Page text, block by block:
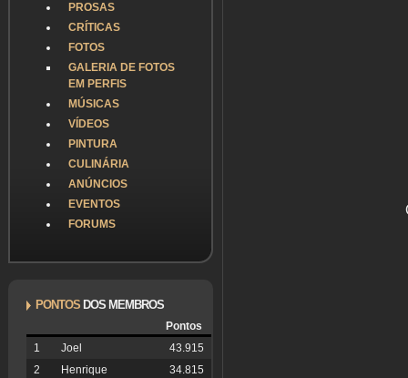
PROSAS
CRÍTICAS
FOTOS
GALERIA DE FOTOS
EM PERFIS
MÚSICAS
VÍDEOS
PINTURA
CULINÁRIA
ANÚNCIOS
EVENTOS
FORUMS
PONTOS DOS MEMBROS
Pontos
1
Joel
43.915
2
Henrique
34.815